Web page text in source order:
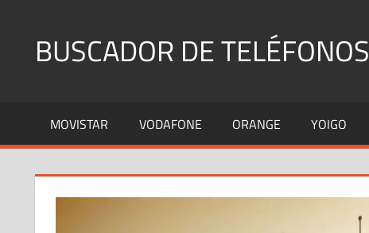
contenidoBUSCADOR DE TELÉFONOS
Fijos
y
MOVISTAR VODAFONE ORANGE YOIGO